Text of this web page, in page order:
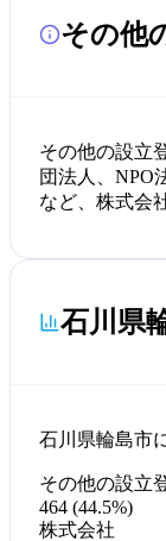
その他
その他の設立
団法人、NPO
など、株式会
石川県
石川県輪島市
その他の設立
464 (44.5%)
株式会社